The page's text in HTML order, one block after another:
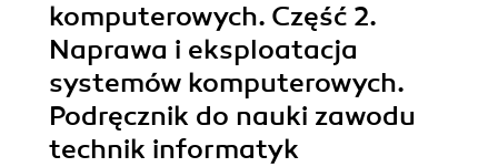
komputerowych. Część 2.
Naprawa i eksploatacja
systemów komputerowych.
Podręcznik do nauki zawodu
technik informatyk